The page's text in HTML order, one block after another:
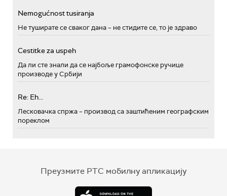
Nemogućnost tusiranja
Не туширате се сваког дана – не стидите се, то је здраво
Cestitke za uspeh
Да ли сте знали да се најбоље грамофонске ручице
производе у Србији
Re: Eh...
Лесковачка спржа – производ са заштићеним географским
пореклом
Преузмите РТС мобилну апликацију